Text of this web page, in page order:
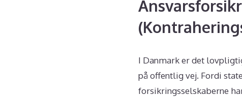
I Danmark er det
på offentlig vej. Fordi
forsikringsselskaberne